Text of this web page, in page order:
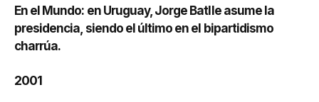
En el Mundo: en Uruguay, Jorge Batlle asume la
presidencia, siendo el último en el bipartidismo
charrúa.
2001